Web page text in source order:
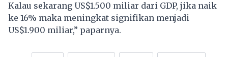
Kalau sekarang US$1.500 miliar dari GDP, jika naik
ke 16% maka meningkat signifikan menjadi
US$1.900 miliar,” paparnya.